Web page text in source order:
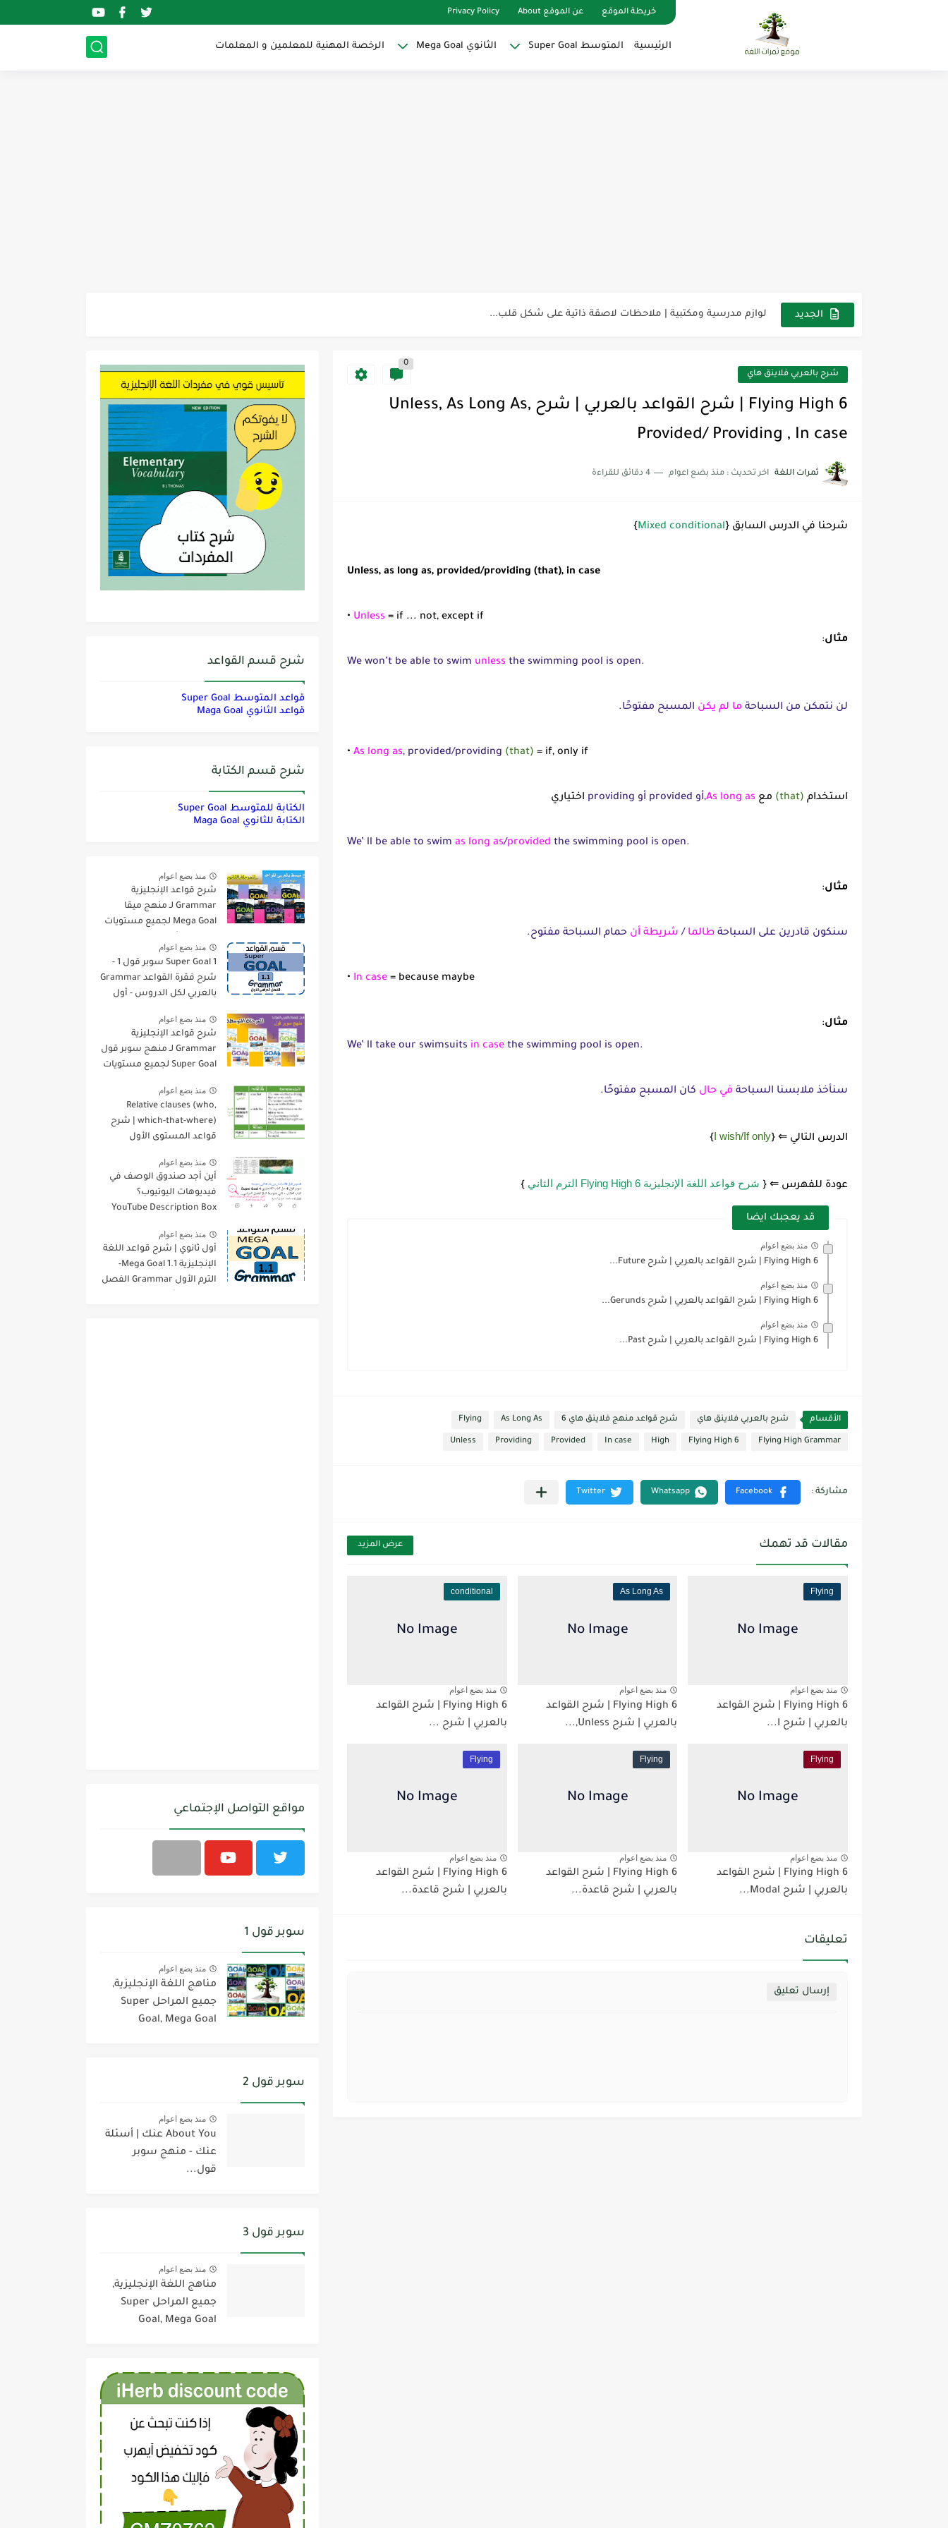
خريطة الموقع عن الموقع About Privacy Policy
الرئيسية المتوسط Super Goal الثانوي Mega Goal الرخصة المهنية للمعلمين و المعلمات
الجديد لوازم مدرسية ومكتبية | ملاحظات لاصقة ذاتية على شكل قلب...
The Winter Surprise
أفضل أكواد خصم تفيدك عند التسوق Discount Codes That Help...
أهمية تعلم قواعد اللغة الإنجليزية | مكونات الجملة في اللغة...
شرح بالعربي فلاينق هاي
0
Flying High 6 | شرح القواعد بالعربي | شرح Unless, As Long As,
Provided/ Providing , In case
ثمرات اللغة اخر تحديث : منذ بضع اعوام 4 دقائق للقراءة
شرحنا في الدرس السابق {Mixed conditional
}
Unless, as long as, provided/providing (that), in case
• Unless = if ... not, except if
مثال:
We won’t be able to swim unless the swimming pool is open.
لن نتمكن من السباحة ما لم يكن المسبح مفتوحًا.
• As long as, provided/providing (that) = if, only if
استخدام (that) مع As long as,أو provided أو providing اختياري
We’ ll be able to swim as long as/provided the swimming pool is open.
مثال:
سنكون قادرين على السباحة طالما / شريطة أن حمام السباحة مفتوح.
• In case = because maybe
مثال:
We’ ll take our swimsuits in case the swimming pool is open.
سنأخذ ملابسنا السباحة في حال كان المسبح مفتوحًا.
الدرس التالي ⇐ {I wish/If only
}
عودة للفهرس ⇐ { شرح قواعد اللغة الإنجليزية 6 Flying High الترم الثاني }
قد يعجبك ايضا
منذ بضع اعوام
Flying High 6 | شرح القواعد بالعربي | شرح Future...
منذ بضع اعوام
Flying High 6 | شرح القواعد بالعربي | شرح Gerunds...
منذ بضع اعوام
Flying High 6 | شرح القواعد بالعربي | شرح Past...
الأقسام شرح بالعربي فلاينق هاي شرح قواعد منهج فلاينق هاي 6 As Long As
Flying
Flying High Grammar
Flying High 6
High
In case
Provided
Providing
Unless
مقالات قد تهمك عرض المزيد
Flying
منذ بضع اعوام
Flying High 6 | شرح القواعد
بالعربي | شرح I...
As Long As
منذ بضع اعوام
Flying High 6 | شرح القواعد
بالعربي | شرح Unless,...
conditional
منذ بضع اعوام
Flying High 6 | شرح القواعد
بالعربي | شرح ...
Flying
منذ بضع اعوام
Flying High 6 | شرح القواعد
بالعربي | شرح Modal...
Flying
منذ بضع اعوام
Flying High 6 | شرح القواعد
بالعربي | شرح قاعدة...
Flying
منذ بضع اعوام
Flying High 6 | شرح القواعد
بالعربي | شرح قاعدة...
تعليقات
إرسال تعليق
شرح قسم القواعد
قواعد المتوسط Super Goal
قواعد الثانوي Maga Goal
شرح قسم الكتابة
الكتابة للمتوسط Super Goal
الكتابة للثانوي Maga Goal
منذ بضع اعوام
شرح قواعد الإنجليزية
Grammar لـ منهج ميقا
Mega Goal لجميع مستويات
منذ بضع اعوام
Super Goal 1 سوبر قول 1 -
شرح فقرة القواعد Grammar
بالعربي لكل الدروس - أول
الأول
منذ بضع اعوام
شرح قواعد الإنجليزية
Grammar لـ منهج سوبر قول
Super Goal لجميع مستويات
منذ بضع اعوام
Relative clauses (who,
which-that-where) | شرح
قواعد المستوى الأول
منذ بضع اعوام
أين أجد صندوق الوصف في
فيديوهات اليوتيوب؟
YouTube Description Box
منذ بضع اعوام
أول ثانوي | شرح قواعد اللغة
الإنجليزية 1.1 Mega Goal-
الترم الأول Grammar الفصل
مواقع التواصل الإجتماعي
سوبر قول 1
منذ بضع اعوام
مناهج اللغة الإنجليزية,
جميع المراحل Super
Goal, Mega Goal
سوبر قول 2
منذ بضع اعوام
About You عنك | أسئلة
عنك - منهج سوبر
قول...
سوبر قول 3
منذ بضع اعوام
مناهج اللغة الإنجليزية,
جميع المراحل Super
Goal, Mega Goal